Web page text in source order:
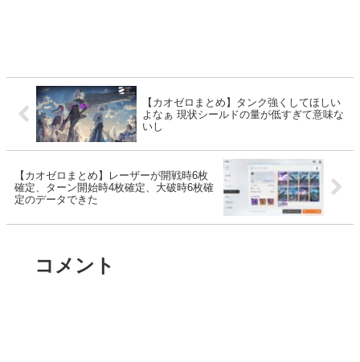
【カオゼロまとめ】タンク強くしてほしい
よなぁ 現状シールドの量が低すぎて意味な
いし
【カオゼロまとめ】レーザーが開戦時6枚
確定、ターン開始時4枚確定、大破時6枚確
定のデータできた
コメント